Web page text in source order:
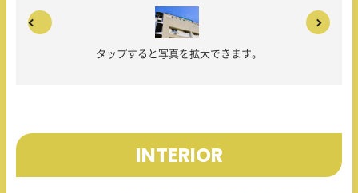
タップすると写真を拡大できます。
INTERIOR